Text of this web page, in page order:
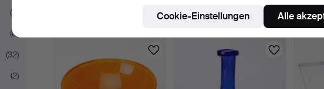
(5)
(8)
(32)
(2)
159 USD
1 Gebot
37
Cookie-Einstellungen Alle